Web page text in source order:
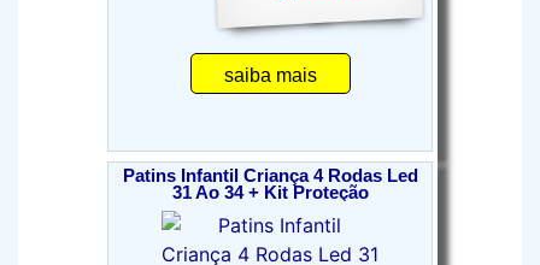
saiba mais
Patins Infantil Criança 4 Rodas Led
31 Ao 34 + Kit Proteção